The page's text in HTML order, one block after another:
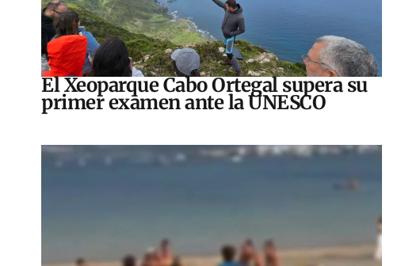
El Xeoparque Cabo Ortegal supera su
primer examen ante la UNESCO